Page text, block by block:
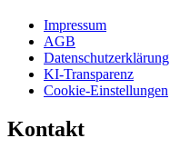
Impressum
AGB
Datenschutzerklärung
KI-Transparenz
Cookie-Einstellungen
Kontakt